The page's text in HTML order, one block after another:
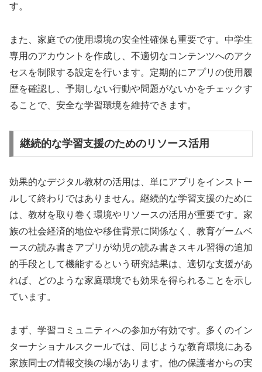
す。
また、家庭での使用環境の安全性確保も重要です。中学生
専用のアカウントを作成し、不適切なコンテンツへのアク
セスを制限する設定を行います。定期的にアプリの使用履
歴を確認し、予期しない行動や問題がないかをチェックす
ることで、安全な学習環境を維持できます。
継続的な学習支援のためのリソース活用
効果的なデジタル教材の活用は、単にアプリをインストー
ルして終わりではありません。継続的な学習支援のために
は、教材を取り巻く環境やリソースの活用が重要です。家
族の社会経済的地位や移住背景に関係なく、教育ゲームベ
ースの読み書きアプリが幼児の読み書きスキル習得の追加
的手段として機能するという研究結果は、適切な支援があ
れば、どのような家庭環境でも効果を得られることを示し
ています。
まず、学習コミュニティへの参加が有効です。多くのイン
ターナショナルスクールでは、同じような教育環境にある
家族同士の情報交換の場があります。他の保護者からの実